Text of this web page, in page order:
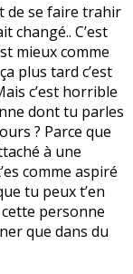
de se faire trahir
changé.. C’est
mieux comme
plus tard c’est
c’est horrible
dont tu parles
? Parce que
à une
comme aspiré
tu peux t’en
personne
que dans du